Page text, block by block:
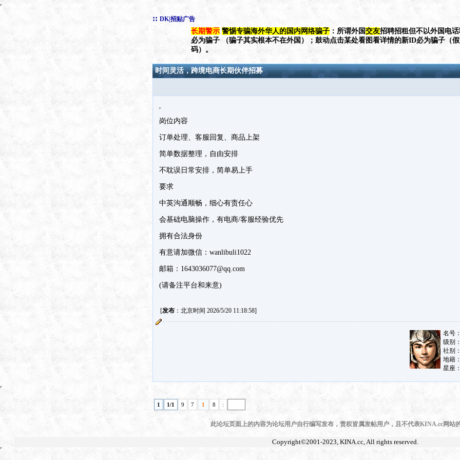
:: DK|招贴广告
长期警示 警惕专骗海外华人的国内网络骗子 ：所谓外国交友招聘招租但不以外国电
必为骗子 （骗子其实根本不在外国）；鼓动点击某处看图看详情的新ID必为骗子（
码）。
时间灵活，跨境电商长期伙伴招募
岗位内容
订单处理、客服回复、商品上架
简单数据整理，自由安排
不耽误日常安排，简单易上手
要求
中英沟通顺畅，细心有责任心
会基础电脑操作，有电商/客服经验优先
拥有合法身份
有意请加微信： wanlibuli1022
邮箱： 1643036077@qq.com
(请备注平台和来意)
[发布：北京时间 2026/5/20 11:18:58]
1 1/1 9 7 1 8 :
此论坛页面上的内容为论坛用户自行编写发布，责权皆属发帖用户，且不代表KINA.cc网站
Copyright©2001-2023, KINA.cc, All rights reserved.